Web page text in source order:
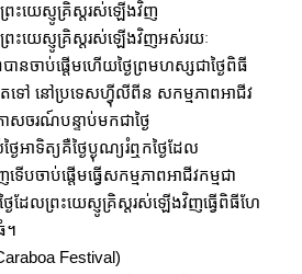
រះយេស្ញូគ្រិស្តរស់ឡើងវិញ
រះយេស្ញូគ្រិស្តរស់ឡើងវិញអស់រយៈ
នចាប់ផ្តើមហើយថ្ងៃព្រមហស្សជាថ្ងៃពិធី
តទៅ នៅប្រទេសហ៊្វីលីពីន សកម្មភាពអាជីវ
សចរណ៍បន្ទាប់មកជាថ្ងៃ
អាទិត្យគឺថ្ងៃប្ងុណ្យរំឮកថ្ងៃដែល
ើបចាប់ផ្តើមធ្វើសកម្មភាពអាជីវកម្មជា
ងៃដែលព្រះយេស្ញូគ្រិស្តរស់ឡើងវិញធ្វើពិធីហែ
។
Festival)